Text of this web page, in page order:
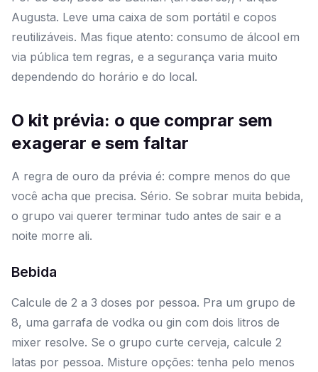
Augusta. Leve uma caixa de som portátil e copos
reutilizáveis. Mas fique atento: consumo de álcool em
via pública tem regras, e a segurança varia muito
dependendo do horário e do local.
O kit prévia: o que comprar sem
exagerar e sem faltar
A regra de ouro da prévia é: compre menos do que
você acha que precisa. Sério. Se sobrar muita bebida,
o grupo vai querer terminar tudo antes de sair e a
noite morre ali.
Bebida
Calcule de 2 a 3 doses por pessoa. Pra um grupo de
8, uma garrafa de vodka ou gin com dois litros de
mixer resolve. Se o grupo curte cerveja, calcule 2
latas por pessoa. Misture opções: tenha pelo menos